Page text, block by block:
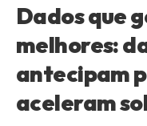
Dados que
melhores:
antecipam
aceleram